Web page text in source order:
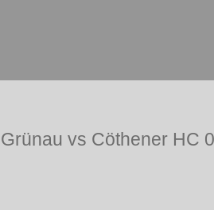
vs Cöthener HC